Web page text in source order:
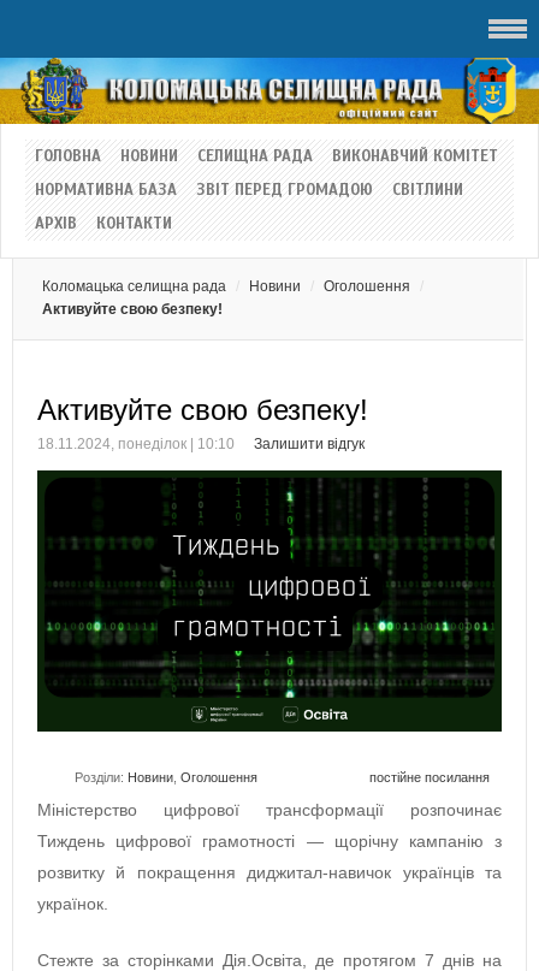
ГОЛОВНА НОВИНИ СЕЛИЩНА РАДА
ВИКОНАВЧИЙ КОМІТЕТ
НОРМАТИВНА БАЗА
ЗВІТ ПЕРЕД ГРОМАДОЮ
СВІТЛИНИ
АРХІВ
КОНТАКТИ
Коломацька селищна рада Новини
Оголошення
Активуйте свою безпеку!
Активуйте свою безпеку!
18.11.2024, понеділок | 10:10 Залишити відгук
Розділи: Новини Оголошення постійне посилання
Міністерство цифрової трансформації розпочинає
Тиждень цифрової грамотності — щорічну кампанію з
розвитку й покращення диджитал-навичок українців та
українок.
Стежте за сторінками Дія.Освіта, де протягом 7 днів на